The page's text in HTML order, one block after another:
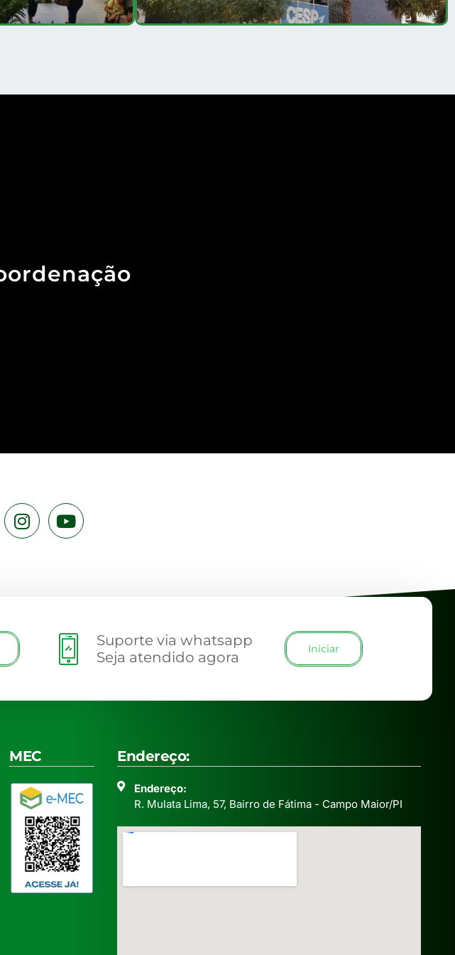
Suporte via whatsapp
Seja atendido agora
Iniciar
MEC Endereço:
Endereço:
R. Mulata Lima, 57, Bairro de Fátima - Campo Maior/PI